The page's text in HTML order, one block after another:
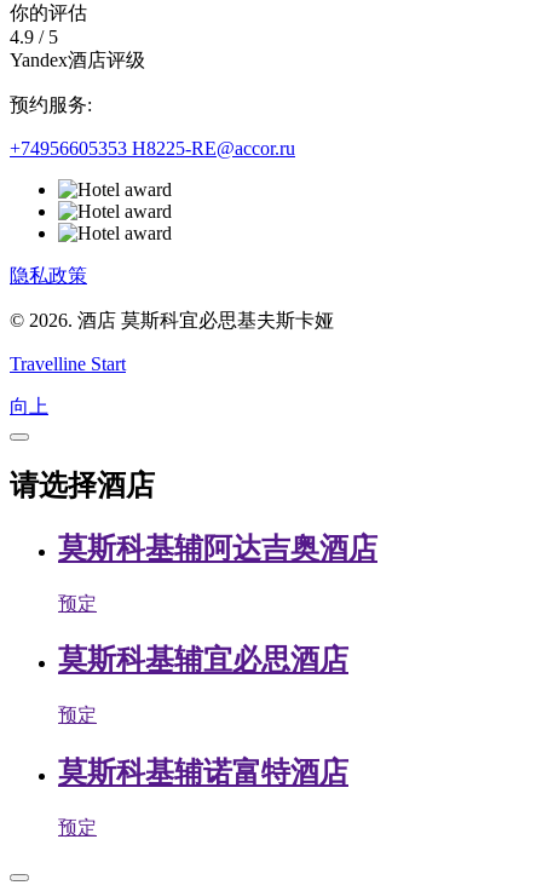
你的评估
4.9 / 5
Yandex酒店评级
预约服务:
+74956605353 H8225-RE@accor.ru
隐私政策
© 2026. 酒店 莫斯科宜必思基夫斯卡娅
Travelline Start
向上
请选择酒店
莫斯科基辅阿达吉奥酒店
预定
莫斯科基辅宜必思酒店
预定
莫斯科基辅诺富特酒店
预定